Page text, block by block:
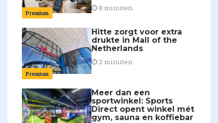
Premium
8 minuten
Premium
Hitte zorgt voor extra
drukte in Mall of the
Netherlands
2 minuten
Meer dan een
sportwinkel: Sports
Direct opent winkel mét
gym, sauna en koffiebar